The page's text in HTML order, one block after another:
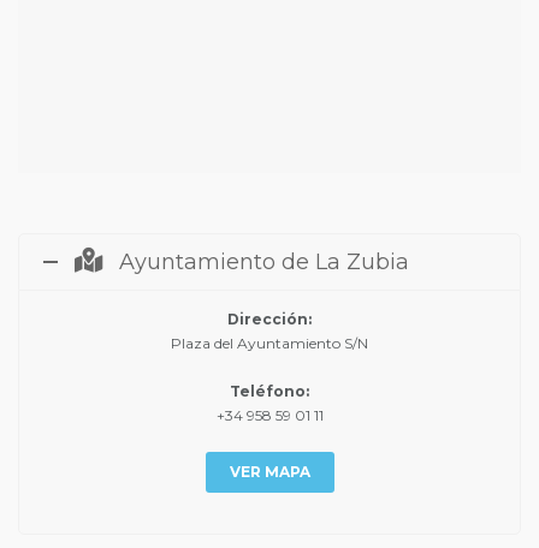
Ayuntamiento de La Zubia
Dirección:
Plaza del Ayuntamiento S/N
Teléfono:
+34 958 59 01 11
VER MAPA